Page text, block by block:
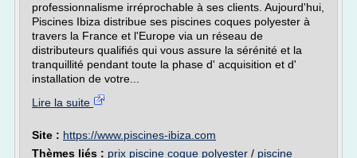
professionnalisme irréprochable à ses clients. Aujourd'hui,
Piscines Ibiza distribue ses piscines coques polyester à
travers la France et l'Europe via un réseau de
distributeurs qualifiés qui vous assure la sérénité et la
tranquillité pendant toute la phase d' acquisition et d'
installation de votre...
Lire la suite
Site : https://www.piscines-ibiza.com
Thèmes liés : prix piscine coque polyester / piscine